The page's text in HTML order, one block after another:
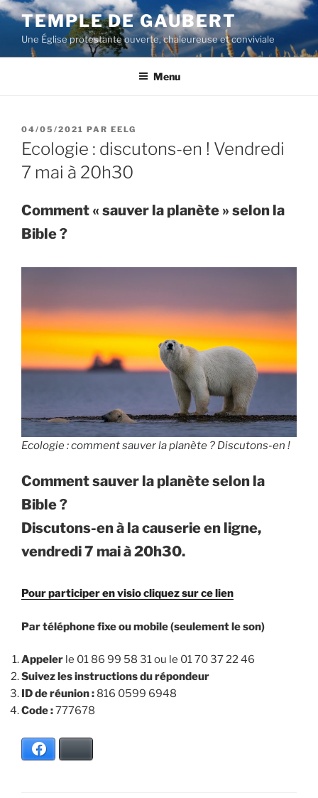
Aller
contenu
principal
TEMPLE DE GAUBERT
Une Église protestante ouverte, chaleureuse et conviviale
Menu
PUBLIÉ
LE
04/05/2021 PAR EELG
Ecologie : discutons-en ! Vendredi
7 mai à 20h30
Comment « sauver la planète » selon la
Bible ?
Ecologie : comment sauver la planète ? Discutons-en !
Comment sauver la planète selon la
Bible ?
Discutons-en à la causerie en ligne,
vendredi 7 mai à 20h30.
Pour participer en visio cliquez sur ce lien
Par téléphone fixe ou mobile (seulement le son)
Appeler le 01 86 99 58 31 ou le 01 70 37 22 46
Suivez les instructions du répondeur
ID de réunion : 816 0599 6948
Code :777678